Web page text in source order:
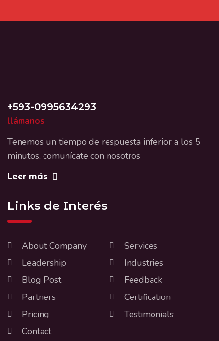
+593-0995634293
llámanos
Tenemos un tiempo de respuesta inferior a los 5
minutos, comunícate con nosotros
Leer más
Links de Interés
About Company
Services
Leadership
Industries
Blog Post
Feedback
Partners
Certification
Pricing
Testimonials
Contact